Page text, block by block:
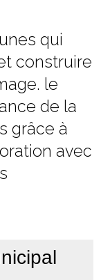
qui
construire
le
de la
grâce à
avec